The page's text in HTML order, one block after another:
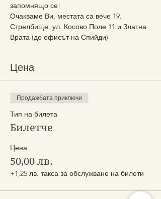
запомнящо се!
Очакваме Ви, местата са вече 19.
Стрелбище, ул. Косово Поле 11 и Златна
Врата (до офисът на Спийди)
Цена
Продажбата приключи
Тип на билета
Билетче
Цена
50,00 лв.
+1,25 лв. такса за обслужване на билети